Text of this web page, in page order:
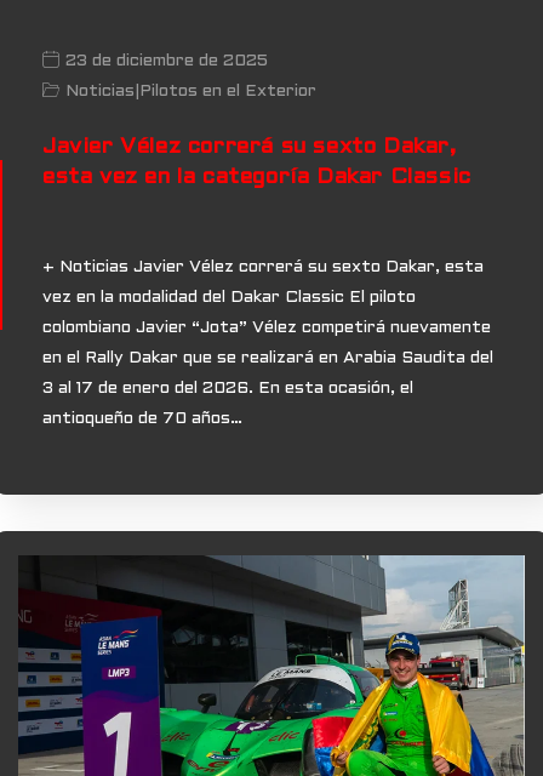
23 de diciembre de 2025
Noticias
Pilotos en el Exterior
Javier Vélez correrá su sexto Dakar,
esta vez en la categoría Dakar Classic
+ Noticias Javier Vélez correrá su sexto Dakar, esta
vez en la modalidad del Dakar Classic El piloto
colombiano Javier “Jota” Vélez competirá nuevamente
en el Rally Dakar que se realizará en Arabia Saudita del
3 al 17 de enero del 2026. En esta ocasión, el
antioqueño de 70 años…